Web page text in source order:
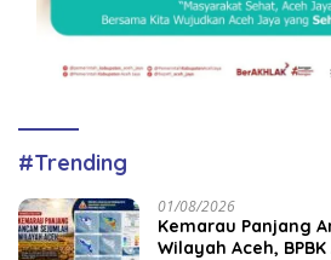
#Trending
01/08/2026
Kemarau Panjang
Wilayah Aceh,